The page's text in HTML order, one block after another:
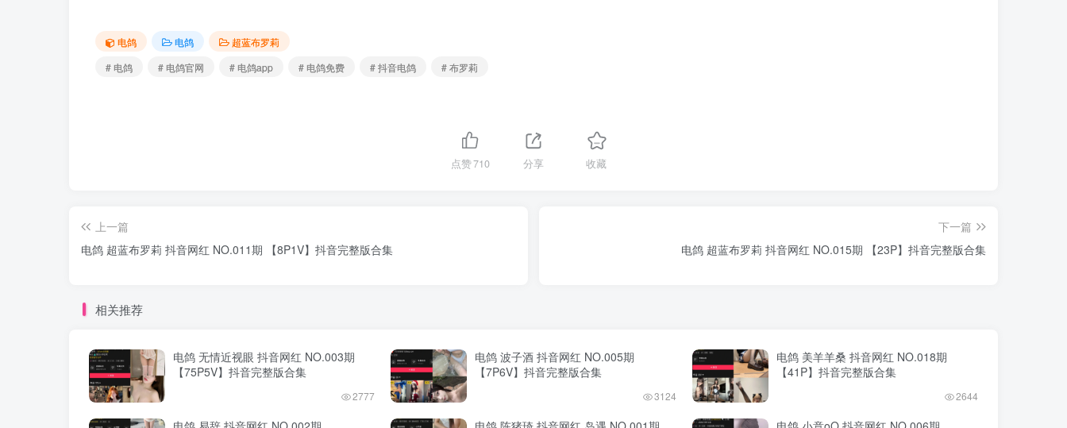
电鸽 电鸽
超蓝布罗莉
# 电鸽
# 电鸽官网 # 电鸽app # 电鸽免费 # 抖音电鸽 # 布罗莉
点赞710 分享 收藏
上一篇
电鸽 超蓝布罗莉 抖音网红 NO.011期 【8P1V】抖音完整版合集
下一篇
电鸽 超蓝布罗莉 抖音网红 NO.015期 【23P】抖音完整版合集
相关推荐
电鸽 无情近视眼 抖音网红 NO.003期
【75P5V】抖音完整版合集
2777
电鸽 波子酒 抖音网红 NO.005期
【7P6V】抖音完整版合集
3124
电鸽 美羊羊桑 抖音网红 NO.018期
【41P】抖音完整版合集
2644